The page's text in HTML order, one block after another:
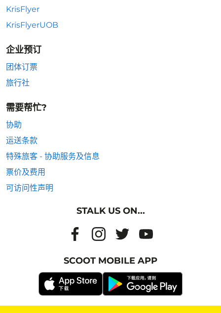
KrisFlyer
KrisFlyerUOB
企业预订
团体订票
旅行社
需要帮忙?
协助
运送条款
特殊旅客 - 协助服务及信息
票价及费用
可访问性声明
STALK US ON...
SCOOT MOBILE APP